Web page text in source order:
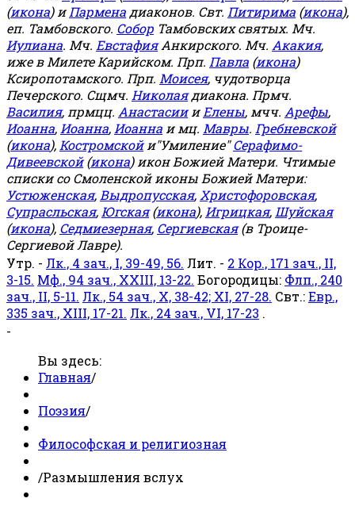
(икона) иПармена диаконов. Свт. Питирима (икона),
еп. Тамбовского. Собор Тамбовских святых. Мч.
Иулиана. Мч. ЕвстафияАнкирского. Мч. Акакия,
иже в Милете Карийском. Прп. Павла (икона)
Ксиропотамского. Прп. Моисея, чудотворца
Печерского. Сщмч. Николаядиакона. Прмч.
Василия, прмцц. АнастасиииЕлены, мчч. Арефы,
Иоанна, Иоанна, Иоанна и мц. Мавры. Гребневской
(икона), Костромскойи"Умиление"Серафимо-
Дивеевской(икона) икон Божией Матери. Чтимые
списки со Смоленской иконы Божией Матери:
Устюженская, Выдропусская, Христофоровская,
Супрасльская, Югская(икона), Игрицкая, Шуйская
(икона), Седмиезерная, Сергиевская(в Троице-
Сергиевой Лавре).
Утр. - Лк., 4 зач., I, 39-49, 56. Лит. - 2 Кор., 171 зач., II,
3-15. Мф., 94 зач., XXIII, 13-22. Богородицы: Флп., 240
зач., II, 5-11. Лк., 54 зач., X, 38-42; XI, 27-28. Свт.:Евр.,
335 зач., XIII, 17-21. Лк., 24 зач., VI, 17-23 .
-
Вы здесь:
Главная/
Поэзия/
Философская и религиозная
/Размышления вслух